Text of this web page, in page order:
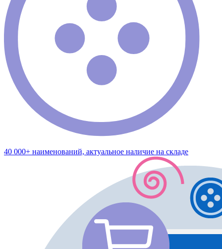
40 000+ наименований, актуальное наличие на складе